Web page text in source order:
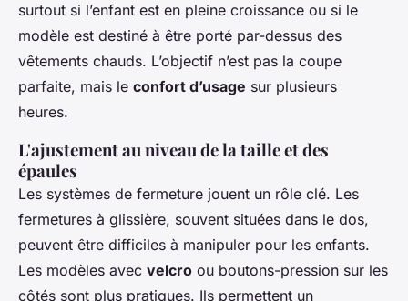
surtout si l’enfant est en pleine croissance ou si le
modèle est destiné à être porté par-dessus des
vêtements chauds. L’objectif n’est pas la coupe
parfaite, mais le confort d’usage sur plusieurs
heures.
L'ajustement au niveau de la taille et des
épaules
Les systèmes de fermeture jouent un rôle clé. Les
fermetures à glissière, souvent situées dans le dos,
peuvent être difficiles à manipuler pour les enfants.
Les modèles avec velcro ou boutons-pression sur les
côtés sont plus pratiques. Ils permettent un